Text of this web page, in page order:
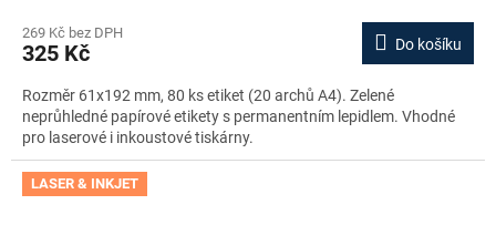
269 Kč bez DPH
325 Kč Do košíku
Rozměr 61x192 mm, 80 ks etiket (20 archů A4). Zelené
neprůhledné papírové etikety s permanentním lepidlem. Vhodné
pro laserové i inkoustové tiskárny.
LASER & INKJET